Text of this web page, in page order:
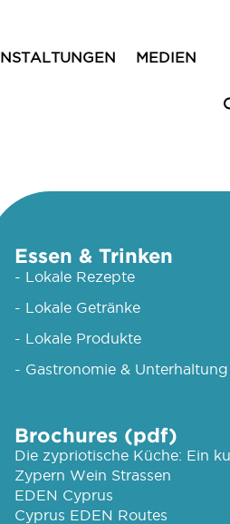
MEDIEN
Essen & Trinken
- Lokale Rezepte
- Lokale Getränke
- Lokale Produkte
- Gastronomie & Unterhaltung
Brochures (pdf)
Die zypriotische Küche: Ein
Zypern Wein Strassen
EDEN Cyprus
Cyprus EDEN Routes